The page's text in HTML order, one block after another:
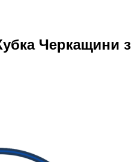
Черкащини